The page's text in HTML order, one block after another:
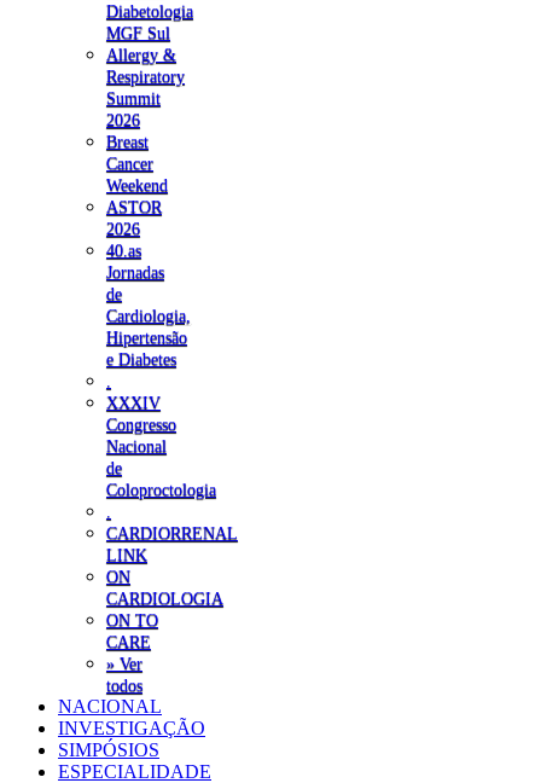
Diabetologia
MGF Sul
Allergy &
Respiratory
Summit
2026
Breast
Cancer
Weekend
ASTOR
2026
40.as
Jornadas
de
Cardiologia,
Hipertensão
e Diabetes
XXXIV
Congresso
Nacional
de
Coloproctologia
CARDIORRENAL
LINK
ON
CARDIOLOGIA
ON TO
CARE
» Ver
todos
NACIONAL
INVESTIGAÇÃO
SIMPÓSIOS
ESPECIALIDADE